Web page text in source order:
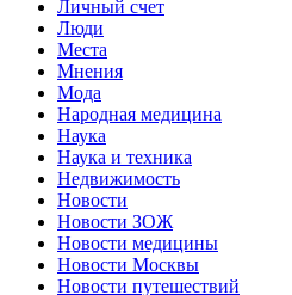
Личный счет
Люди
Места
Мнения
Мода
Народная медицина
Наука
Наука и техника
Недвижимость
Новости
Новости ЗОЖ
Новости медицины
Новости Москвы
Новости путешествий